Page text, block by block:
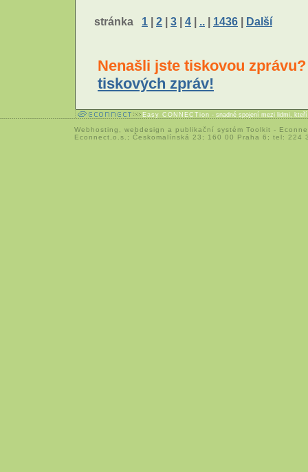
stránka 1 | 2 | 3 | 4 | .. | 1436 | Další
Nenašli jste tiskovou
tiskových zpráv!
Easy CONNECTion - snadné spojení mezi lidmi,
Webhosting webdesign a publikační systém Toolkit -
Econnect,o.s.; Českomalínská 23; 160 00 Praha 6; tel: 224